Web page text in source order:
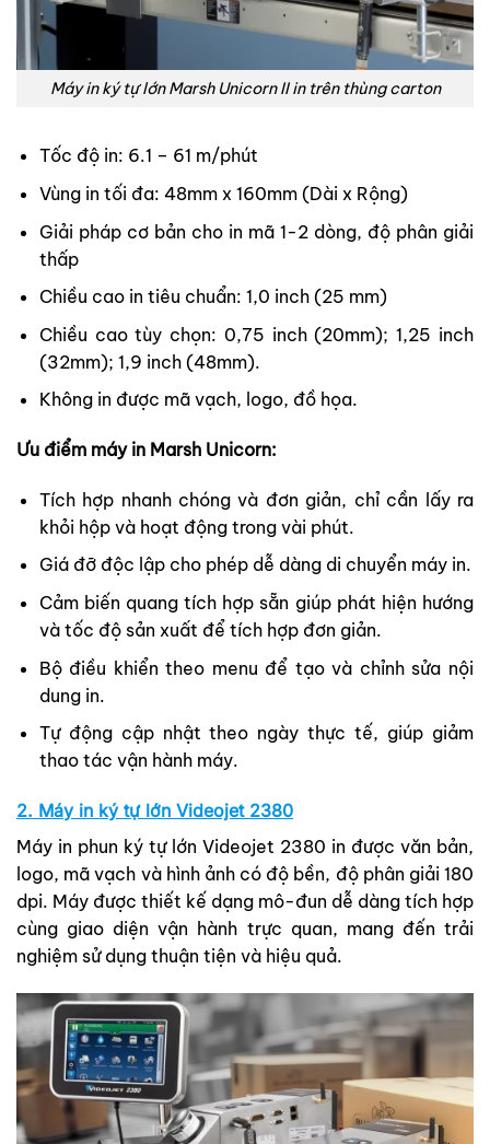
Máy in ký tự lớn Marsh Unicorn II in trên thùng carton
Tốc độ in: 6.1 – 61 m/phút
Vùng in tối đa: 48mm x 160mm (Dài x Rộng)
Giải pháp cơ bản cho in mã 1-2 dòng, độ phân giải
thấp
Chiều cao in tiêu chuẩn: 1,0 inch (25 mm)
Chiều cao tùy chọn: 0,75 inch (20mm); 1,25 inch
(32mm); 1,9 inch (48mm).
Không in được mã vạch, logo, đồ họa.
Ưu điểm máy in Marsh Unicorn:
Tích hợp nhanh chóng và đơn giản, chỉ cần lấy ra
khỏi hộp và hoạt động trong vài phút.
Giá đỡ độc lập cho phép dễ dàng di chuyển máy in.
Cảm biến quang tích hợp sẵn giúp phát hiện hướng
và tốc độ sản xuất để tích hợp đơn giản.
Bộ điều khiển theo menu để tạo và chỉnh sửa nội
dung in.
Tự động cập nhật theo ngày thực tế, giúp giảm
thao tác vận hành máy.
2. Máy in ký tự lớn Videojet 2380
Máy in phun ký tự lớn Videojet 2380 in được văn bản,
logo, mã vạch và hình ảnh có độ bền, độ phân giải 180
dpi. Máy được thiết kế dạng mô-đun dễ dàng tích hợp
cùng giao diện vận hành trực quan, mang đến trải
nghiệm sử dụng thuận tiện và hiệu quả.